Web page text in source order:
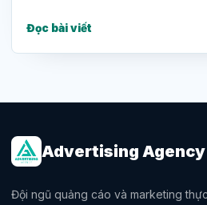
Đọc bài viết
Advertising Agency
Đội ngũ quảng cáo và marketing